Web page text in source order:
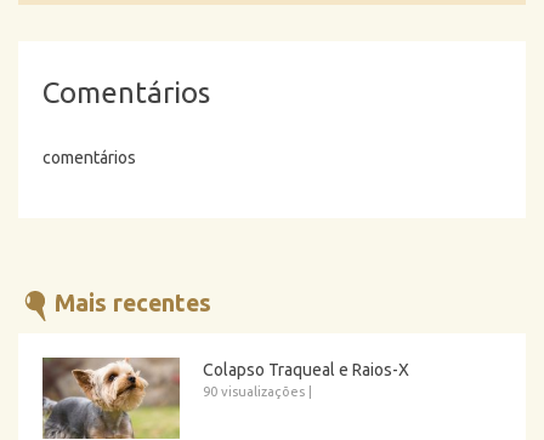
Comentários
comentários
Mais recentes
Colapso Traqueal e Raios-X
90 visualizações